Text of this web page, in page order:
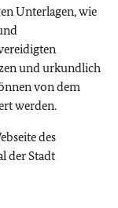
Unterlagen, wie
und urkundlich
von dem
werden.
des
der Stadt